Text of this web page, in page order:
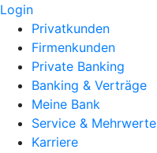
Login
Privatkunden
Firmenkunden
Private Banking
Banking & Verträge
Meine Bank
Service & Mehrwerte
Karriere